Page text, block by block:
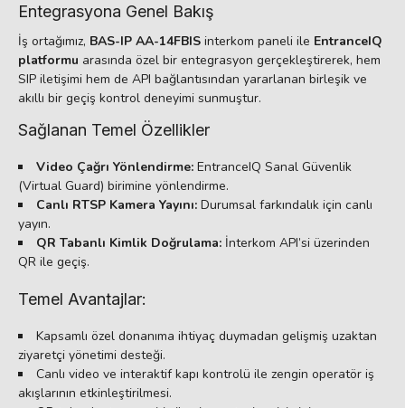
Entegrasyona Genel Bakış
İş ortağımız, BAS-IP AA-14FBIS interkom paneli ile EntranceIQ
platformu arasında özel bir entegrasyon gerçekleştirerek, hem
SIP iletişimi hem de API bağlantısından yararlanan birleşik ve
akıllı bir geçiş kontrol deneyimi sunmuştur.
Sağlanan Temel Özellikler
Video Çağrı Yönlendirme: EntranceIQ Sanal Güvenlik
(Virtual Guard) birimine yönlendirme.
Canlı RTSP Kamera Yayını: Durumsal farkındalık için canlı
yayın.
QR Tabanlı Kimlik Doğrulama: İnterkom API’si üzerinden
QR ile geçiş.
Temel Avantajlar:
Kapsamlı özel donanıma ihtiyaç duymadan gelişmiş uzaktan
ziyaretçi yönetimi desteği.
Canlı video ve interaktif kapı kontrolü ile zengin operatör iş
akışlarının etkinleştirilmesi.